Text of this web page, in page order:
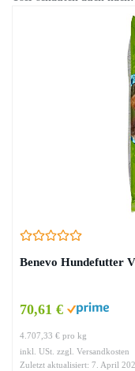
Benevo Hundefutter
70,61 €
4.707,33 € pro kg
inkl. USt. zzgl. Versandkosten
Zuletzt aktualisiert: 7. April